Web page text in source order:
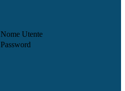
Nome Utente
Password